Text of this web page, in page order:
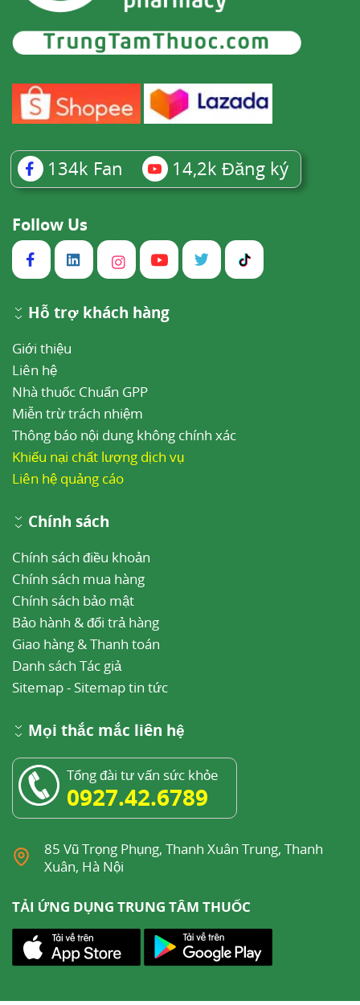
134k Fan 14,2k Đăng ký
Follow Us
Hỗ trợ khách hàng
Giới thiệu
Liên hệ
Nhà thuốc Chuẩn GPP
Miễn trừ trách nhiệm
Thông báo nội dung không chính xác
Khiếu nại chất lượng dịch vụ
Liên hệ quảng cáo
Chính sách
Chính sách điều khoản
Chính sách mua hàng
Chính sách bảo mật
Bảo hành & đổi trả hàng
Giao hàng & Thanh toán
Danh sách Tác giả
Sitemap- Sitemap tin tức
Mọi thắc mắc liên hệ
Tổng đài tư vấn sức khỏe
0927.42.6789
85 Vũ Trọng Phụng, Thanh Xuân Trung, Thanh
Xuân, Hà Nội
TẢI ỨNG DỤNG TRUNG TÂM THUỐC